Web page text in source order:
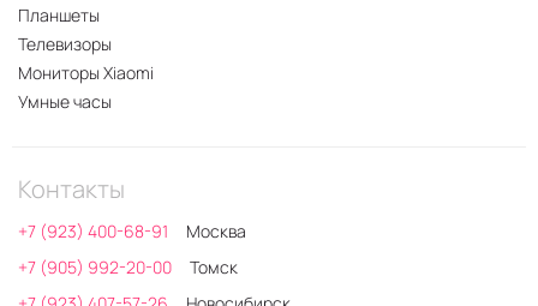
Планшеты
Телевизоры
Мониторы Xiaomi
Умные часы
Контакты
+7 (923) 400-68-91
Москва
+7 (905) 992-20-00
Томск